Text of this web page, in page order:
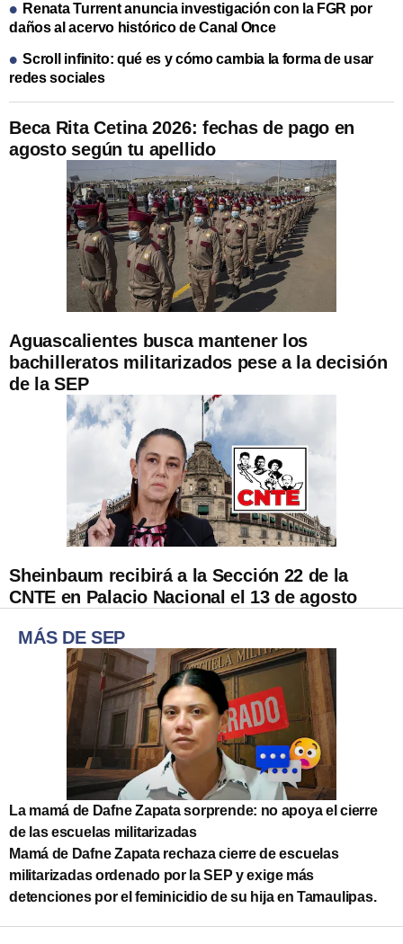
Beca Rita Cetina 2026: fechas de pago en
agosto según tu apellido
Aguascalientes busca mantener los
bachilleratos militarizados pese a la decisión
de la SEP
Renata Turrent anuncia investigación con la FGR por
daños al acervo histórico de Canal Once
Scroll infinito: qué es y cómo cambia la forma de usar
redes sociales
Sheinbaum recibirá a la Sección 22 de la
CNTE en Palacio Nacional el 13 de agosto
MÁS DE SEP
La mamá de Dafne Zapata sorprende: no apoya el cierre
de las escuelas militarizadas
Mamá de Dafne Zapata rechaza cierre de escuelas
militarizadas ordenado por la SEP y exige más
detenciones por el feminicidio de su hija en Tamaulipas.